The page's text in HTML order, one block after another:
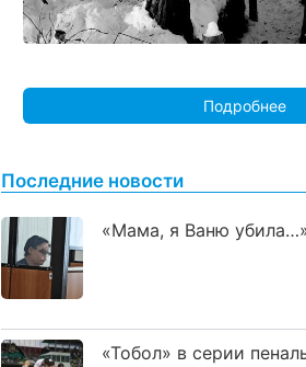
Подробнее
Последние новости
«Мама, я Ваню
«Тобол» в серии